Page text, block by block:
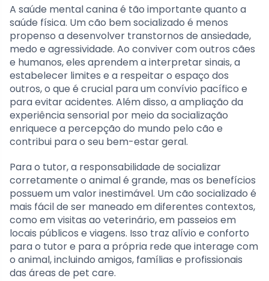
A saúde mental canina é tão importante quanto a
saúde física. Um cão bem socializado é menos
propenso a desenvolver transtornos de ansiedade,
medo e agressividade. Ao conviver com outros cães
e humanos, eles aprendem a interpretar sinais, a
estabelecer limites e a respeitar o espaço dos
outros, o que é crucial para um convívio pacífico e
para evitar acidentes. Além disso, a ampliação da
experiência sensorial por meio da socialização
enriquece a percepção do mundo pelo cão e
contribui para o seu bem-estar geral.
Para o tutor, a responsabilidade de socializar
corretamente o animal é grande, mas os benefícios
possuem um valor inestimável. Um cão socializado é
mais fácil de ser maneado em diferentes contextos,
como em visitas ao veterinário, em passeios em
locais públicos e viagens. Isso traz alívio e conforto
para o tutor e para a própria rede que interage com
o animal, incluindo amigos, famílias e profissionais
das áreas de pet care.